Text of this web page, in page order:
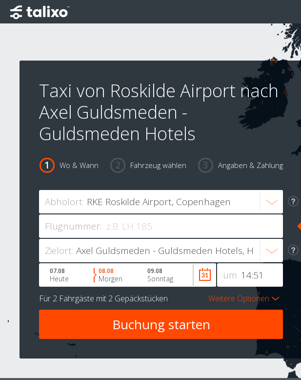
Taxi von Roskilde Airport nach
Axel Guldsmeden -
Guldsmeden Hotels
Wo & Wann Fahrzeug wählen Angaben & Zahlung
Abholort:
Flugnummer:
Zielort:
um
07.08
Heute
08.08
Morgen
09.08
Sonntag
Für 2 Fahrgäste mit 2 Gepäckstücken Weitere Optionen